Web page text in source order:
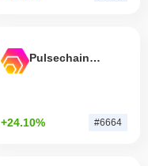
Pulsechain Bridged HEX (Pulsechain)
+24.10% #6664